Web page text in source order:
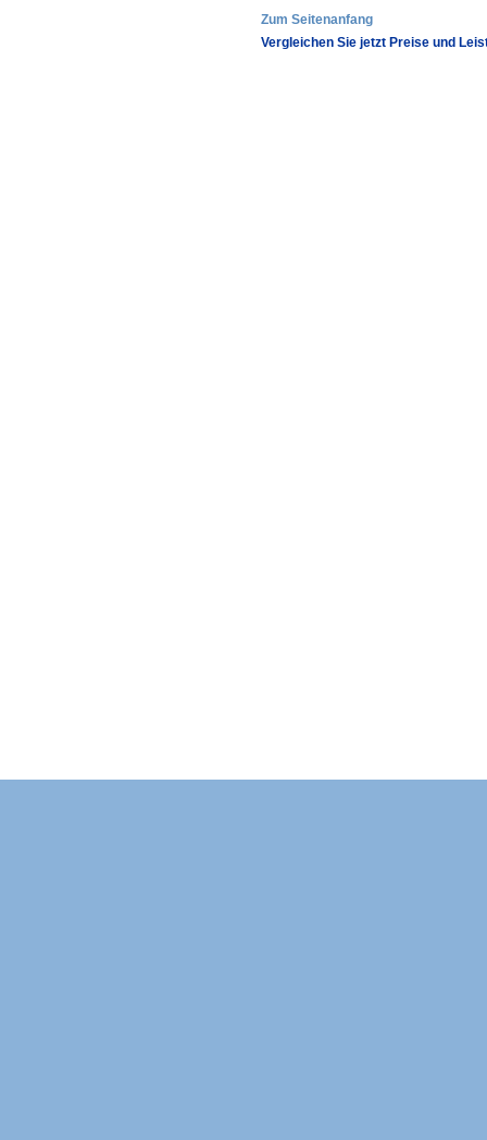
Zum Seitenanfang
Vergleichen Sie jetzt Preise und